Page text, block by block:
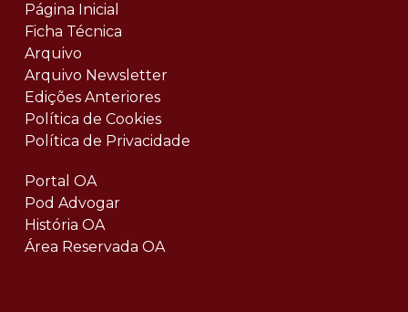
Página Inicial
Ficha Técnica
Arquivo
Arquivo Newsletter
Edições Anteriores
Política de Cookies
Política de Privacidade
Portal OA
Pod Advogar
História OA
Área Reservada OA